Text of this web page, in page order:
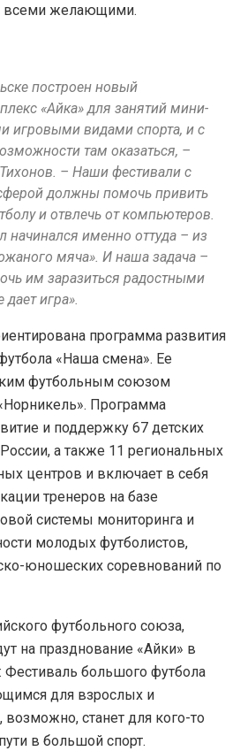
всеми желающими.
построен новый
«Айка» для занятий мини-
игровыми видами спорта, и с
там оказаться, –
– Наши фестивали с
должны помочь привить
и отвлечь от компьютеров.
начинался именно оттуда – из
мяча». И наша задача –
им заразиться радостными
игра».
программа развития
«Наша смена». Ее
футбольным союзом
Программа
и поддержку 67 детских
а также 11 региональных
центров и включает в себя
тренеров на базе
системы мониторинга и
молодых футболистов,
юношеских соревнований по
футбольного союза,
на празднование «Айки» в
большого футбола
для взрослых и
станет для кого-то
в большой спорт.